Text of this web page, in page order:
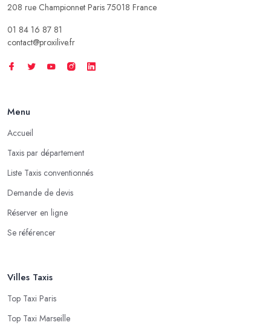
208 rue Championnet Paris 75018 France
01 84 16 87 81
contact@proxilive.fr
Menu
Accueil
Taxis par département
Liste Taxis conventionnés
Demande de devis
Réserver en ligne
Se référencer
Villes Taxis
Top Taxi Paris
Top Taxi Marseille